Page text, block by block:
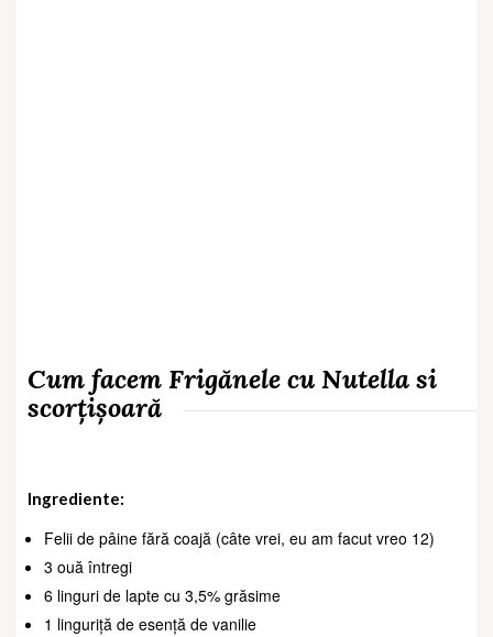
Cum facem Frigănele cu Nutella si
scorțișoară
Ingrediente:
Felii de pâine fără coajă (câte vrei, eu am facut vreo 12)
3 ouă întregi
6 linguri de lapte cu 3,5% grăsime
1 linguriță de esență de vanilie